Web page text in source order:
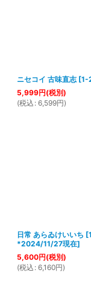
ニセコイ 古味直志 [1-
5,999円(税別)
(税込 : 6,599円)
日常 あらゐけいいち [
*2024/11/27現在]
5,600円(税別)
(税込 : 6,160円)